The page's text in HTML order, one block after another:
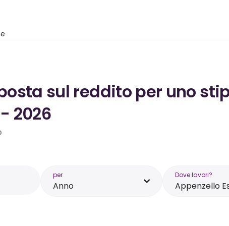
sul reddito per uno
2026
per
Anno
Dove lavori?
Appenzello